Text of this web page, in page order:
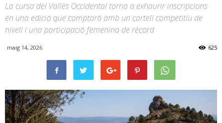
La cursa del Vallès Occidental torna a exhaurir inscripcions
en una edició que comptarà amb un cartell competitiu de
nivell i una participació femenina de rècord
maig 14, 2026 625